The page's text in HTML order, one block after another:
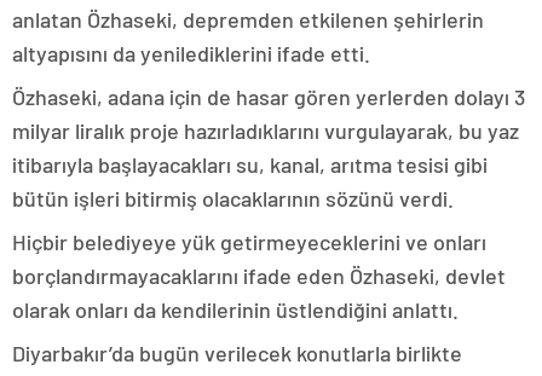
anlatan Özhaseki, depremden etkilenen şehirlerin
altyapısını da yenilediklerini ifade etti.
Özhaseki, adana için de hasar gören yerlerden dolayı 3
milyar liralık proje hazırladıklarını vurgulayarak, bu yaz
itibarıyla başlayacakları su, kanal, arıtma tesisi gibi
bütün işleri bitirmiş olacaklarının sözünü verdi.
Hiçbir belediyeye yük getirmeyeceklerini ve onları
borçlandırmayacaklarını ifade eden Özhaseki, devlet
olarak onları da kendilerinin üstlendiğini anlattı.
Diyarbakır’da bugün verilecek konutlarla birlikte